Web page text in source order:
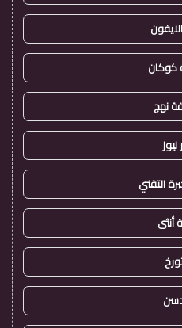
كوكان
نهج
نيوز
التقني
أنثى